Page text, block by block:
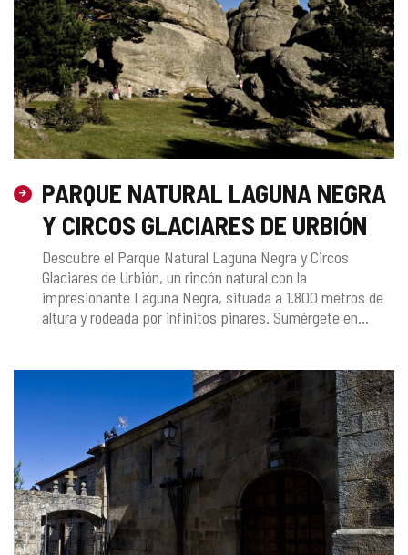
PARQUE NATURAL LAGUNA NEGRA
Y CIRCOS GLACIARES DE URBIÓN
Descubre el Parque Natural Laguna Negra y Circos
Glaciares de Urbión, un rincón natural con la
impresionante Laguna Negra, situada a 1.800 metros de
altura y rodeada por infinitos pinares. Sumérgete en...